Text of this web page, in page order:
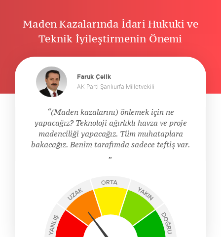
Maden Kazalarında İdari Hukuki ve
Teknik İyileştirmenin Önemi
Faruk Çelik
AK Parti Şanlıurfa Milletvekili
(Maden kazalarını) önlemek için ne
yapacağız? Teknoloji ağırlıklı havza ve proje
madenciliği yapacağız. Tüm muhataplara
bakacağız. Benim tarafımda sadece teftiş var.